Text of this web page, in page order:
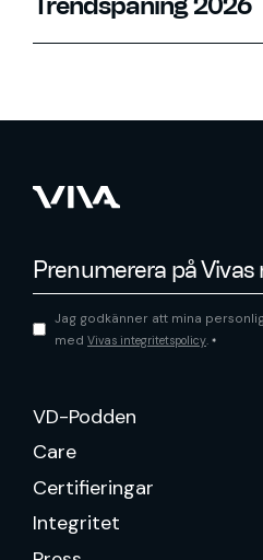
Jag godkänner att mina
med Vivas integritetspolicy. *
VD-Podden
Care
Certifieringar
Integritet